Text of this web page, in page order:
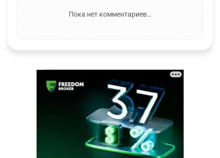
Пока нет комментариев…